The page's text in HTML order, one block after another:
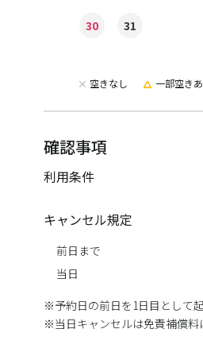
30 31
空きなし 一部空き
確認事項
利用条件
キャンセル規定
前日まで
当日
予約日の前日を1日目として
当日キャンセルは免責補償料